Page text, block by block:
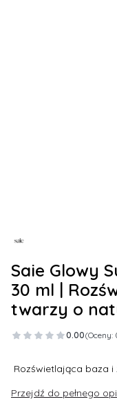
Saie Glowy
30 ml |
twarzy o
0.00(Oceny:
Rozświetlająca baza
Przejdź do pełnego